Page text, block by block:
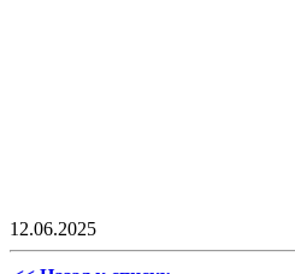
12.06.2025